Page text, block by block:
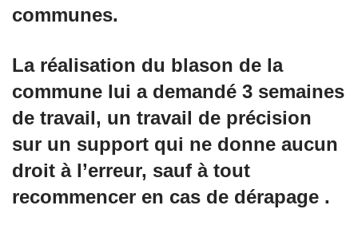
communes.
La réalisation du blason de la
commune lui a demandé 3 semaines
de travail, un travail de précision
sur un support qui ne donne aucun
droit à l’erreur, sauf à tout
recommencer en cas de dérapage .